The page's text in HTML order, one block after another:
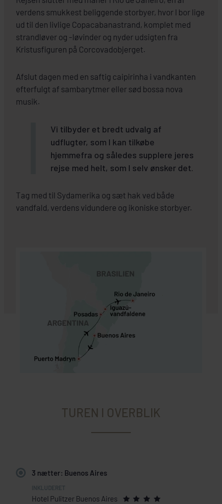
verdens smukkest beliggende storbyer, hvor I bor lige
ud til den livlige Copacabanastrand, komplet med
strandløver og -løvinder og nyder udsigten fra
Kristusfiguren på Corcovadobjerget.
Afslut dagen med en saftig caipirinha i vandkanten
efterfulgt af sambarytmer eller sød bossa nova
musik.
Vi tilbyder et bredt udvalg af
udflugter, som I kan tilkøbe
hjemmefra og således supplere jeres
rejse med helt, som I selv ønsker det.
Tag med til Sydamerika og sæt hak ved både
vandfald, verdens vidundere og ikoniske storbyer.
TUREN I OVERBLIK
3 nætter: Buenos Aires
Hotel Pulitzer Buenos Aires